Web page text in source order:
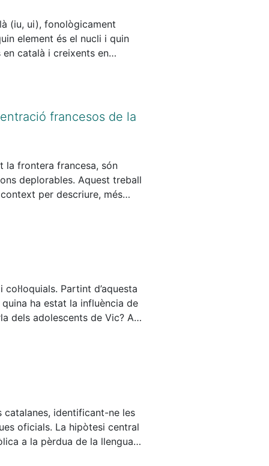
(iu, ui), fonològicament
element és el nucli i quin
en català i creixents en
tonicitat (tònica vs. àtona)
i l’altra meitat el
que ambdues seqüències
n’afavoreixen una
francesos de la
la frontera francesa, són
deplorables. Aquest treball
per descriure, més
concentracionària catalana
que el constitueixen
corpus poètic comparteix
corrent europeu tals com
de la col·lectivitat.
Partint d’aquesta
ha estat la influència de
dels adolescents de Vic? A
anys i a quatre persones
de Vic, el que diuen les
i lèxiques
d’aquests trets enfront
catalanes, identificant-ne les
oficials. La hipòtesi central
a la pèrdua de la llengua
normatius amb